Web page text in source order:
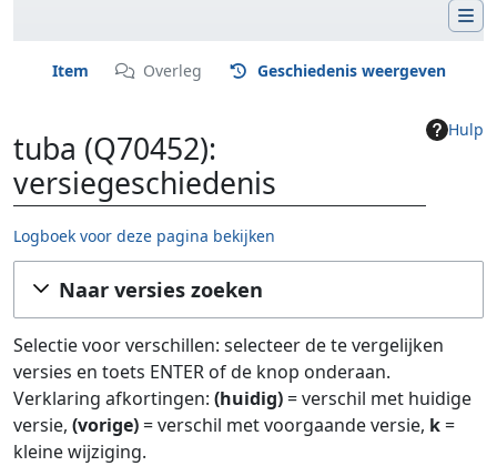
Item Overleg Geschiedenis weergeven
Hulp
tuba (Q70452):
versiegeschiedenis
Logboek voor deze pagina bekijken
Ga naar:navigatie,zoeken
Naar versies zoeken
Selectie voor verschillen: selecteer de te vergelijken
versies en toets ENTER of de knop onderaan.
Verklaring afkortingen: (huidig)= verschil met huidige
versie, (vorige)= verschil met voorgaande versie, k=
kleine wijziging.